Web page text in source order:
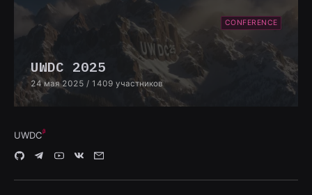
CONFERENCE
UWDC 2025
24 мая 2025 / 1409 участников
UWDC